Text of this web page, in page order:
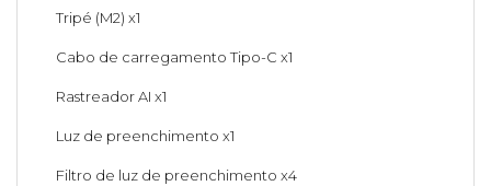
Tripé (M2) x1
Cabo de carregamento Tipo-C x1
Rastreador AI x1
Luz de preenchimento x1
Filtro de luz de preenchimento x4